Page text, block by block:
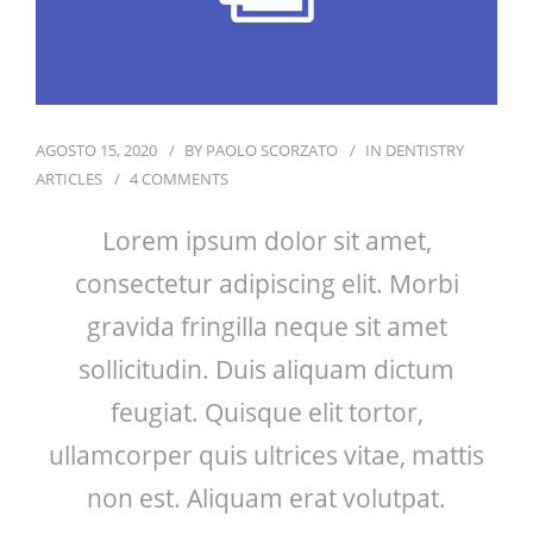
AGOSTO 15, 2020 BY PAOLO SCORZATO IN DENTISTRY
ARTICLES
4 COMMENTS
Lorem ipsum dolor sit amet,
consectetur adipiscing elit. Morbi
gravida fringilla neque sit amet
sollicitudin. Duis aliquam dictum
feugiat. Quisque elit tortor,
ullamcorper quis ultrices vitae, mattis
non est. Aliquam erat volutpat.